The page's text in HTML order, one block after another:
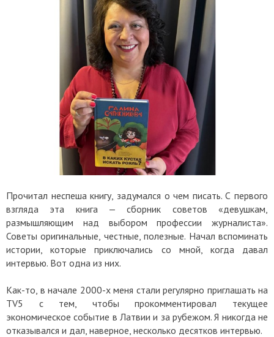
Прочитал неспеша книгу, задумался о чем писать. С первого
взгляда эта книга — сборник советов «девушкам,
размышляющим над выбором профессии журналиста».
Советы оригинальные, честные, полезные. Начал вспоминать
истории, которые приключались со мной, когда давал
интервью. Вот одна из них.
Как-то, в начале 2000-х меня стали регулярно приглашать на
TV5 с тем, чтобы прокомментировал текущее
экономическое событие в Латвии и за рубежом. Я никогда не
отказывался и дал, наверное, несколько десятков интервью.